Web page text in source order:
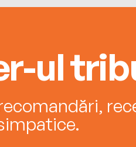
ul